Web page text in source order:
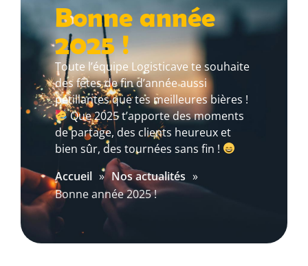
Bonne année
2025 !
Toute l’équipe Logisticave te souhaite
des fêtes de fin d’année aussi
pétillantes que tes meilleures bières !
Que 2025 t’apporte des moments
de partage, des clients heureux et
bien sûr, des tournées sans fin !
Accueil » Nos actualités »
Bonne année 2025 !